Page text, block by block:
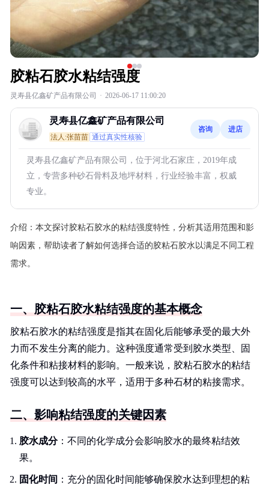
胶粘石胶水粘结强度
灵寿县亿鑫矿产品有限公司 · 2026-06-17 11:00:20
灵寿县亿鑫矿产品有限公司
法人:张苗苗 通过真实性核验
咨询 进店
灵寿县亿鑫矿产品有限公司，位于河北石家庄，2019年成
立，专营多种砂石骨料及地坪材料，行业经验丰富，权威
专业。
介绍： 本文探讨胶粘石胶水的粘结强度特性，分析其适用范围和影
响因素，帮助读者了解如何选择合适的胶粘石胶水以满足不同工程
需求。
一、胶粘石胶水粘结强度的基本概念
胶粘石胶水的粘结强度是指其在固化后能够承受的最大外
力而不发生分离的能力。这种强度通常受到胶水类型、固
化条件和粘接材料的影响。一般来说，胶粘石胶水的粘结
强度可以达到较高的水平，适用于多种石材的粘接需求。
二、影响粘结强度的关键因素
胶水成分：不同的化学成分会影响胶水的最终粘结效
果。
固化时间 ：充分的固化时间能够确保胶水达到理想的粘